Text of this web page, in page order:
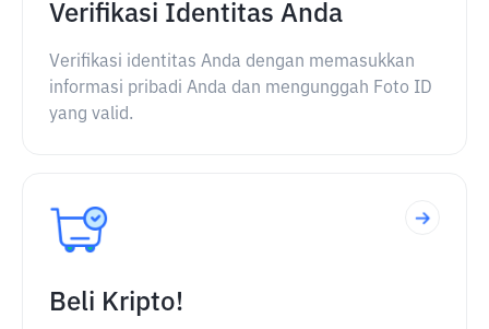
Verifikasi Identitas Anda
Verifikasi identitas Anda dengan memasukkan
informasi pribadi Anda dan mengunggah Foto ID
yang valid.
Beli Kripto!